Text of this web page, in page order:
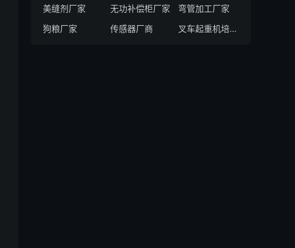
美缝剂厂家
无功补偿柜厂家
弯管加工厂家
狗粮厂家
传感器厂商 叉车起重机培训机构